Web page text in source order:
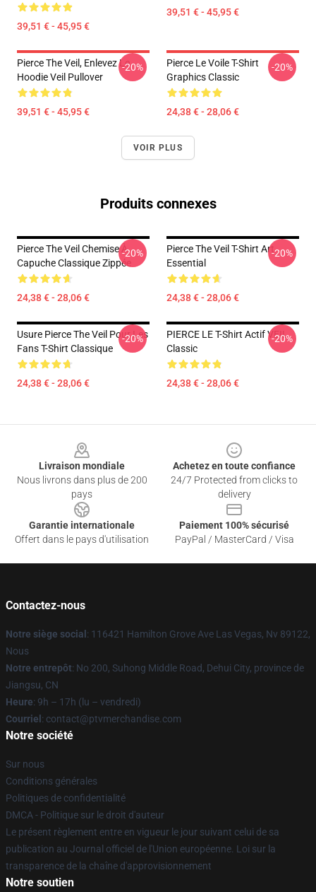
39,51 € - 45,95 €
39,51 € - 45,95 €
Pierce The Veil, Enlevez Le
Hoodie Veil Pullover
39,51 € - 45,95 €
-20%
Pierce Le Voile T-Shirt
Graphics Classic
24,38 € - 28,06 €
-20%
VOIR PLUS
Produits connexes
Pierce The Veil Chemise À
Capuche Classique Zippée
24,38 € - 28,06 €
-20%
Pierce The Veil T-Shirt Art
Essential
24,38 € - 28,06 €
-20%
Usure Pierce The Veil Pour Les
Fans T-Shirt Classique
24,38 € - 28,06 €
-20%
PIERCE LE T-Shirt Actif VEIL
Classic
24,38 € - 28,06 €
-20%
Livraison mondiale
Nous livrons dans plus de 200
pays
Achetez en toute confiance
24/7 Protected from clicks to
delivery
Garantie internationale
Offert dans le pays d'utilisation
Paiement 100% sécurisé
PayPal / MasterCard / Visa
Contactez-nous
Notre siège social : 116421 Hamilton Grove Ave Las Vegas, Nv 89122,
Nous
Notre entrepôt: No 200, Suhong Middle Road, Dehui City, province de
Jiangsu, CN
Heure: 9h – 17h (lu – vendredi)
Courriel : contact@ptvmerchandise.com
Notre société
Sur nous
Conditions générales
Politiques de confidentialité
DMCA - Politique sur le droit d'auteur
Le présent règlement entre en vigueur le jour suivant celui de sa
publication au Journal officiel de l'Union européenne. Loi sur la
transparence de la chaîne d'approvisionnement
Notre soutien